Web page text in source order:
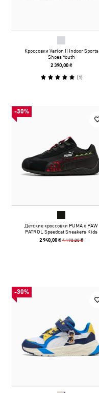
Кроссовки Varion II Indoor Sports
Shoes Youth
2 390,00 ₴
(1)
-30%
Детские кроссовки PUMA x PAW
PATROL Speedcat Sneakers Kids
2 940,00 ₴4 190,00 ₴
-30%